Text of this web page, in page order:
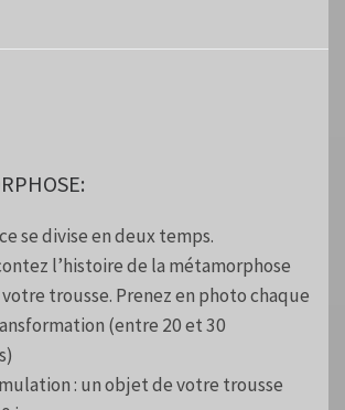
se divise en deux temps.
l’histoire de la métamorphose
trousse. Prenez en photo chaque
(entre 20 et 30
: un objet de votre trousse